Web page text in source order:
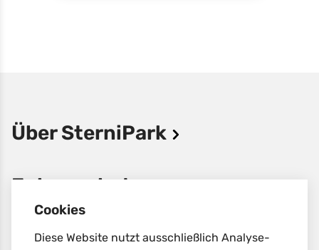
Cookies
Diese Website nutzt ausschließlich Analyse-
Über SterniPark
Jobangebote
Datenschutz